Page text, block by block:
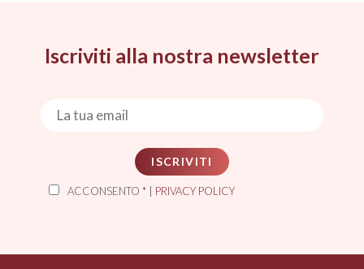
Iscriviti alla nostra newsletter
ISCRIVITI
ACCONSENTO * | PRIVACY POLICY